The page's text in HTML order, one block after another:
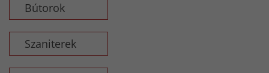
Bútorok
Szaniterek